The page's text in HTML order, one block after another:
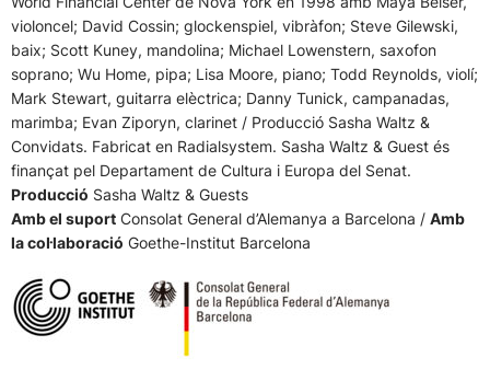
violoncel; David Cossin; glockenspiel, vibràfon; Steve Gilewski,
baix; Scott Kuney, mandolina; Michael Lowenstern, saxofon
soprano; Wu Home, pipa; Lisa Moore, piano; Todd Reynolds, violí;
Mark Stewart, guitarra elèctrica; Danny Tunick, campanadas,
marimba; Evan Ziporyn, clarinet / Producció Sasha Waltz &
Convidats. Fabricat en Radialsystem. Sasha Waltz & Guest és
finançat pel Departament de Cultura i Europa del Senat.
Producció Sasha Waltz & Guests
Amb el suport Consolat General d’Alemanya a Barcelona / Amb
la col·laboració Goethe-Institut Barcelona